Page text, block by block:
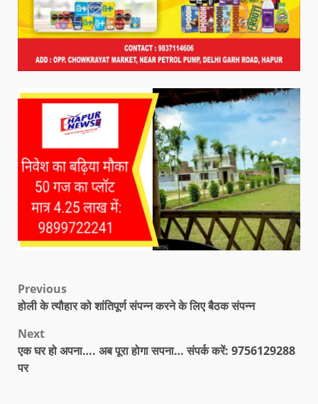
Previous
होली के त्यौहार को शांतिपूर्ण संपन्न करने के लिए बैठक संपन्न
Next
एक घर हो अपना…. अब पूरा होगा सपना… संपर्क करें: 9756129288
पर